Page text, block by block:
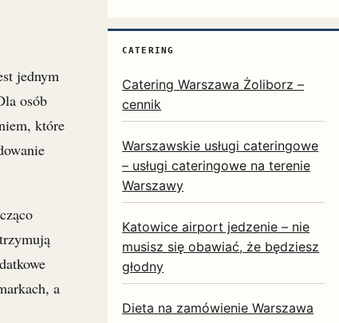
jednym
osób
które
a
CATERING
Catering Warszawa Żoliborz –
cennik
Warszawskie usługi cateringowe
– usługi cateringowe na terenie
Warszawy
Katowice airport jedzenie – nie
musisz się obawiać, że będziesz
głodny
Dieta na zamówienie Warszawa